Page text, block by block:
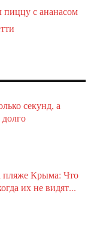
пиццу с ананасом
секунд, а
долго
пляже Крыма: Что
их не видят...